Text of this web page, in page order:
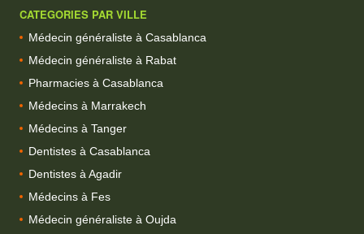
CATEGORIES PAR VILLE
Médecin généraliste à Casablanca
Médecin généraliste à Rabat
Pharmacies à Casablanca
Médecins à Marrakech
Médecins à Tanger
Dentistes à Casablanca
Dentistes à Agadir
Médecins à Fes
Médecin généraliste à Oujda